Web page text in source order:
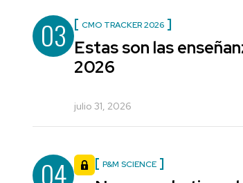
03 CMO TRACKER 2026
Estas son las
2026
julio 31, 2026
04 P&M SCIENCE